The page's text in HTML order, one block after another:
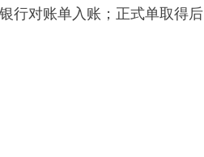
行对账单入账；正式单取得后